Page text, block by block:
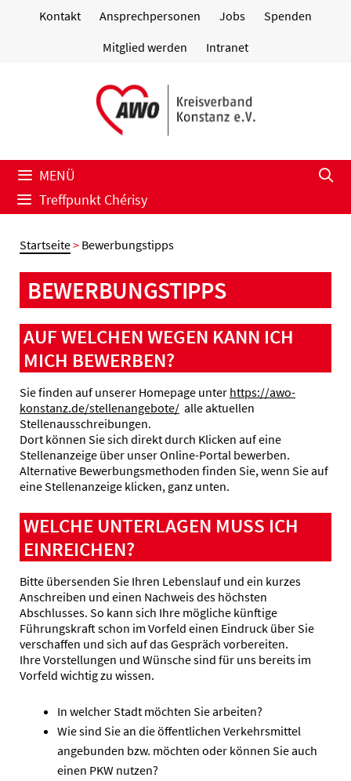
Kontakt Ansprechpersonen Jobs
Spenden
Mitglied werden
Intranet
MENÜ
Treffpunkt Chérisy
Startseite> Bewerbungstipps
BEWERBUNGSTIPPS
AUF WELCHEN WEGEN KANN ICH
MICH BEWERBEN?
Sie finden auf unserer Homepage unter https://awo-
konstanz.de/stellenangebote/ alle aktuellen
Stellenausschreibungen.
Dort können Sie sich direkt durch Klicken auf eine
Stellenanzeige über unser Online-Portal bewerben.
Alternative Bewerbungsmethoden finden Sie, wenn Sie auf
eine Stellenanzeige klicken, ganz unten.
WELCHE UNTERLAGEN MUSS ICH
EINREICHEN?
Bitte übersenden Sie Ihren Lebenslauf und ein kurzes
Anschreiben und einen Nachweis des höchsten
Abschlusses. So kann sich Ihre mögliche künftige
Führungskraft schon im Vorfeld einen Eindruck über Sie
verschaffen und sich auf das Gespräch vorbereiten.
Ihre Vorstellungen und Wünsche sind für uns bereits im
Vorfeld wichtig zu wissen.
In welcher Stadt möchten Sie arbeiten?
Wie sind Sie an die öffentlichen Verkehrsmittel
angebunden bzw. möchten oder können Sie auch
einen PKW nutzen?